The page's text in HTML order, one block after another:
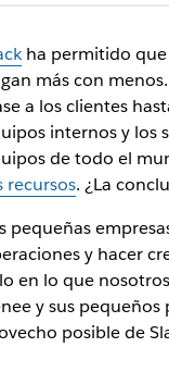
ha permitido que
más con
a los clientes
internos y los
de todo el
recursos. ¿La
pequeñas
y hacer
en lo que
y sus
posible de